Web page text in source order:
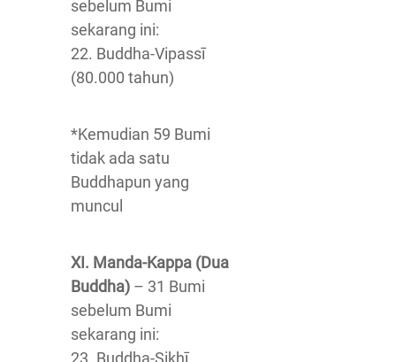
sebelum Bumi
sekarang ini:
22. Buddha-Vipassī
(80.000 tahun)
*Kemudian 59 Bumi
tidak ada satu
Buddhapun yang
muncul
XI. Manda-Kappa (Dua
Buddha) – 31 Bumi
sebelum Bumi
sekarang ini:
23. Buddha-Sikhī